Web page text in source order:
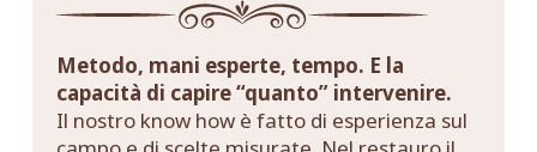
Metodo, mani esperte, tempo. E la
capacità di capire “quanto” intervenire.
Il nostro know how è fatto di esperienza sul